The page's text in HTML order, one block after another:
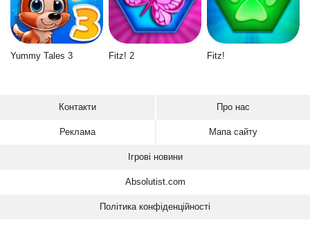
Yummy Tales 3 Fitz! 2 Fitz!
Контакти Про нас
Реклама Мапа сайту
Ігрові новини
Absolutist.com
Політика конфіденційності